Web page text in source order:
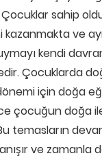
sahip
kazanmakta ve
kendi
Çocuklarda
için doğa
çocuğun doğa
temasların
ve zamanla